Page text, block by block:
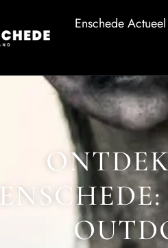
Enschede Actueel